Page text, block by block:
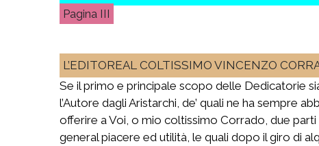
III
L’EDITOREAL COLTISSIMO VINCENZO
Se il primo e principale scopo delle Dedicatorie
l’Autore dagli Aristarchi, de’ quali ne ha sempre
offerire a Voi, o mio coltissimo Corrado, due
general piacere ed utilità, le quali dopo il giro di